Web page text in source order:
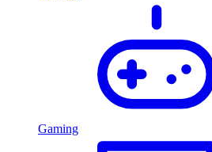
Gaming